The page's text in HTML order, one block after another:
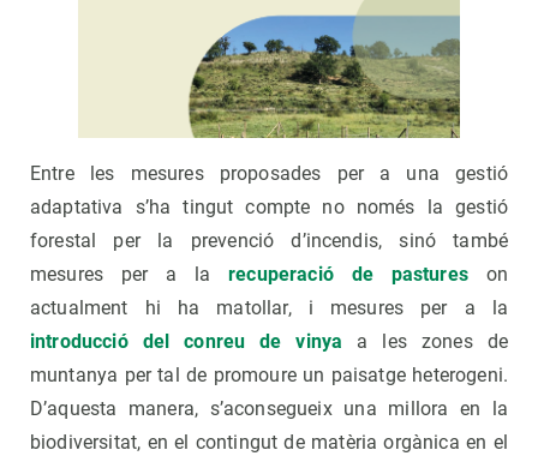
Entre les mesures proposades per a una gestió
adaptativa s’ha tingut compte no només la gestió
forestal per la prevenció d’incendis, sinó també
mesures per a larecuperació de pastures
on
actualment hi ha matollar, i mesures per a la
introducció del conreu de vinya a les zones de
muntanya per tal de promoure un paisatge heterogeni.
D’aquesta manera, s’aconsegueix una millora en la
biodiversitat, en el contingut de matèria orgànica en el